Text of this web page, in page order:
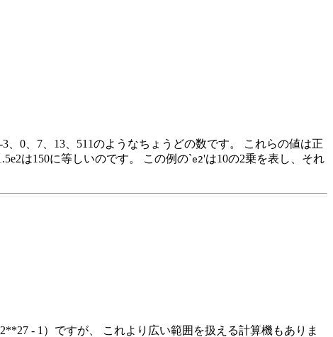
3、0、7、13、511のようなちょうどの数です。 これらの値は正
は150に等しいのです。 この例の`e2'は10の2乗を表し、それ
- 1）ですが、 これより広い範囲を扱える計算機もありま